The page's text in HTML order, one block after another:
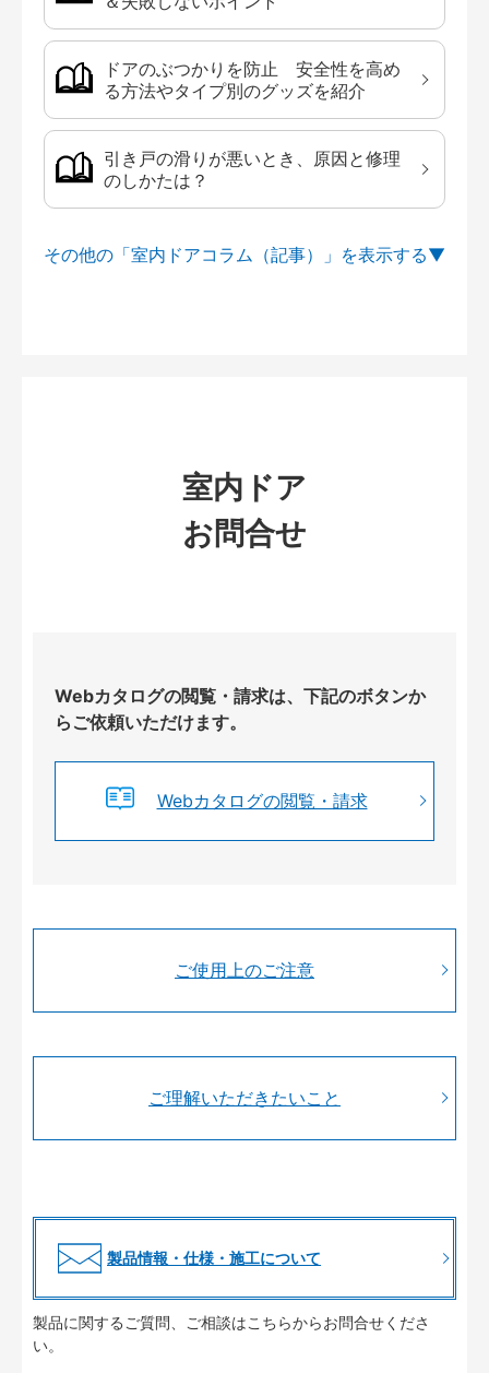
ドアのぶつかりを防止 安全性を高め
る方法やタイプ別のグッズを紹介
引き戸の滑りが悪いとき、原因と修理
のしかたは？
その他の「室内ドアコラム（記事）」を
室内ドア
お問合せ
Webカタログの閲覧・請求は、下記のボタンか
らご依頼いただけます。
Webカタログの閲覧・請求
ご使用上のご注意
ご理解いただきたいこと
製品情報・仕様・施工について
製品に関するご質問、ご相談はこちらからお問合せくださ
い。